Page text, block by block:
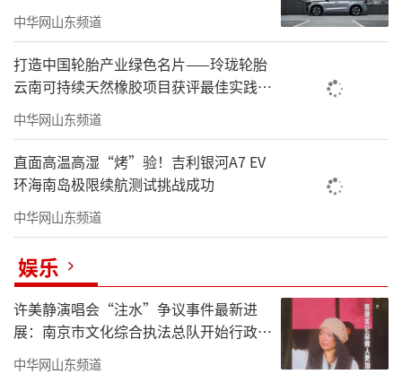
中华网山东频道
打造中国轮胎产业绿色名片——玲珑轮胎
云南可持续天然橡胶项目获评最佳实践案
例
中华网山东频道
直面高温高湿“烤”验！吉利银河A7 EV
环海南岛极限续航测试挑战成功
中华网山东频道
娱乐
许美静演唱会“注水”争议事件最新进
展：南京市文化综合执法总队开始行政处
罚调查
中华网山东频道